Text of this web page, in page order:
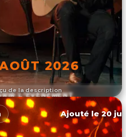
de la description
2026
L'ÉVÉNEMENT
Ajouté le 20